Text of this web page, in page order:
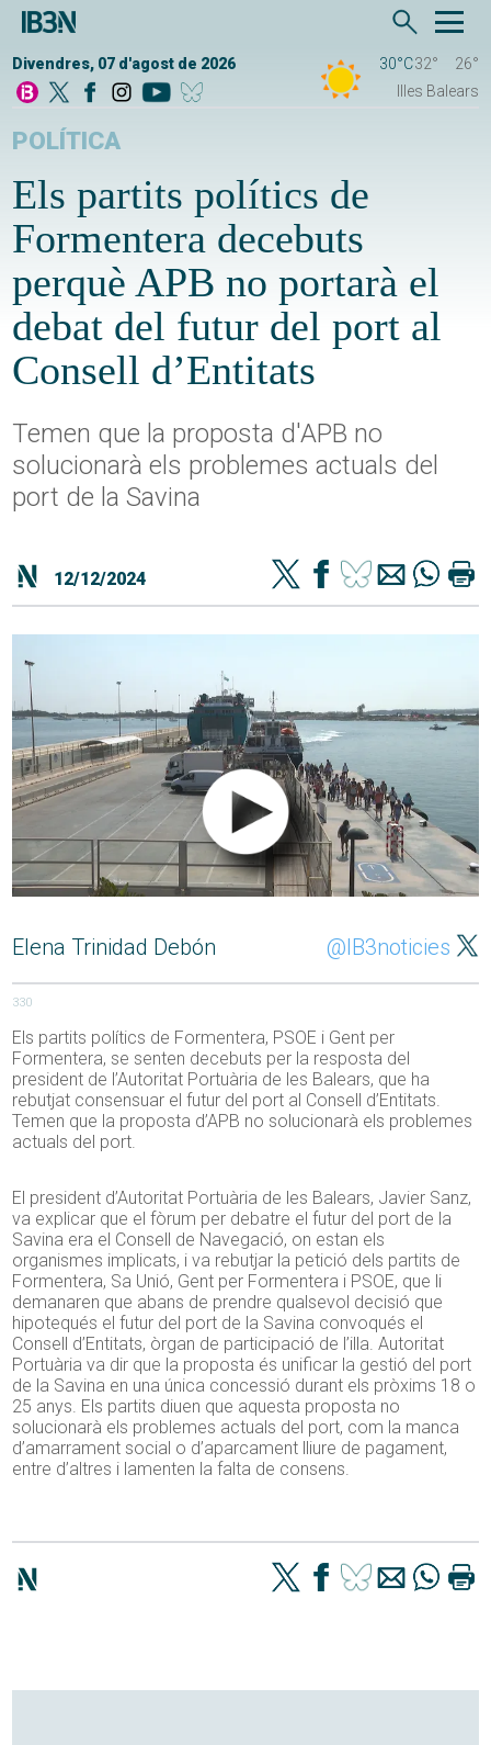
Divendres, 07 d'agost de 2026 30°C32°
26°
Illes Balears
POLÍTICA
Els partits polítics de
Formentera decebuts
perquè APB no portarà el
debat del futur del port al
Consell d’Entitats
Temen que la proposta d'APB no
solucionarà els problemes actuals del
port de la Savina
12/12/2024
Elena Trinidad Debón @IB3noticies
330
Els partits polítics de Formentera, PSOE i Gent per
Formentera, se senten decebuts per la resposta del
president de l’Autoritat Portuària de les Balears, que ha
rebutjat consensuar el futur del port al Consell d’Entitats.
Temen que la proposta d’APB no solucionarà els problemes
actuals del port.
El president d’Autoritat Portuària de les Balears, Javier Sanz,
va explicar que el fòrum per debatre el futur del port de la
Savina era el Consell de Navegació, on estan els
organismes implicats, i va rebutjar la petició dels partits de
Formentera, Sa Unió, Gent per Formentera i PSOE, que li
demanaren que abans de prendre qualsevol decisió que
hipotequés el futur del port de la Savina convoqués el
Consell d’Entitats, òrgan de participació de l’illa. Autoritat
Portuària va dir que la proposta és unificar la gestió del port
de la Savina en una única concessió durant els pròxims 18 o
25 anys. Els partits diuen que aquesta proposta no
solucionarà els problemes actuals del port, com la manca
d’amarrament social o d’aparcament lliure de pagament,
entre d’altres i lamenten la falta de consens.